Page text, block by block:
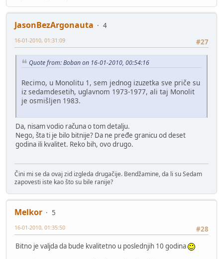
JasonBezArgonauta
4
#27
16-01-2010, 01:31:09
Quote from: Boban on 16-01-2010, 00:54:16
Recimo, u Monolitu 1, sem jednog izuzetka sve priče su
iz sedamdesetih, uglavnom 1973-1977, ali taj Monolit
je osmišljen 1983.
Da, nisam vodio računa o tom detalju.
Nego, šta ti je bilo bitnije? Da ne pređe granicu od deset
godina ili kvalitet. Reko bih, ovo drugo.
Čini mi se da ovaj zid izgleda drugačije. Bendžamine, da li su Sedam
zapovesti iste kao što su bile ranije?
Melkor
5
#28
16-01-2010, 01:35:50
Bitno je valjda da bude kvalitetno u poslednjih 10 godina